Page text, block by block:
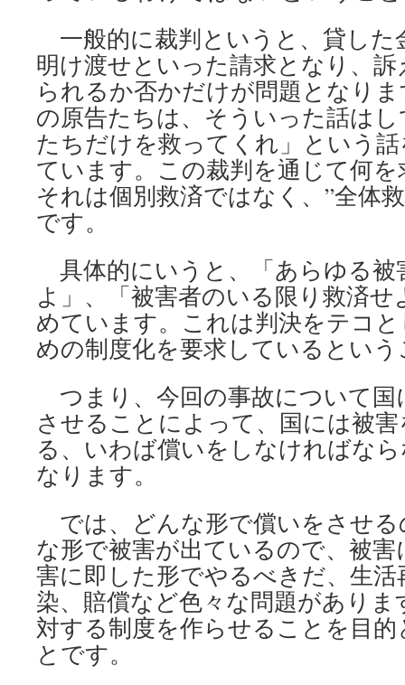
一般的に裁判というと、貸した
明け渡せといった請求となり、
られるか否かだけが問題となり
の原告たちは、そういった話は
たちだけを救ってくれ」という
ています。この裁判を通じて何
それは個別救済ではなく、”全体
です。
具体的にいうと、「あらゆる被
よ」、「被害者のいる限り救済
めています。これは判決をテコ
めの制度化を要求しているとい
つまり、今回の事故について国
させることによって、国には被
る、いわば償いをしなければな
なります。
では、どんな形で償いをさせ
な形で被害が出ているので、被
害に即した形でやるべきだ、生活
染、賠償など色々な問題があり
対する制度を作らせることを目
とです。